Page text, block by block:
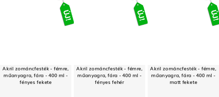
Akril zománcfesték - fémre,
műanyagra, fára - 400 ml -
fényes fekete
Akril zománcfesték - fémre,
műanyagra, fára - 400 ml -
fényes fehér
Akril zománcfesték - fémre,
műanyagra, fára - 400 ml -
matt fekete